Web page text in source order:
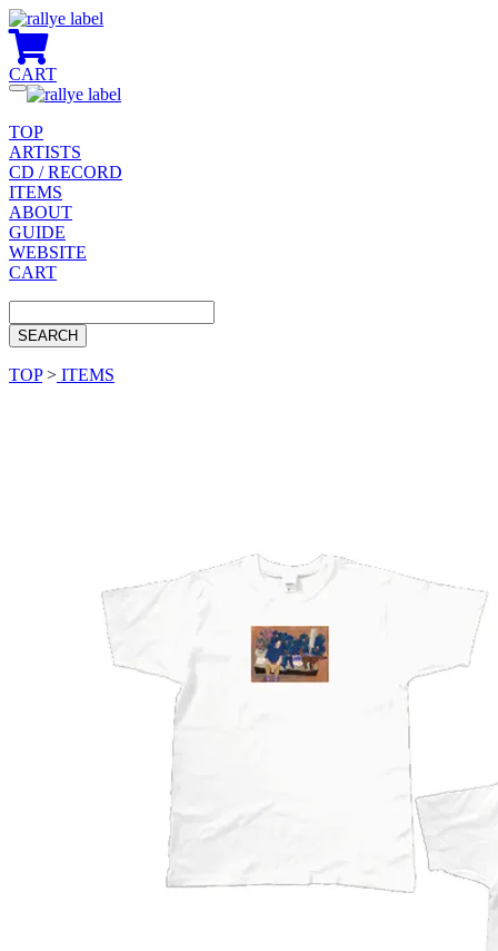
CART
Toggle
TOP
ARTISTS
CD / RECORD
ITEMS
ABOUT
GUIDE
WEBSITE
CART
TOP > ITEMS